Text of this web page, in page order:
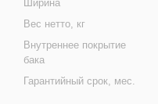
Ширина
Вес нетто, кг
Внутреннее покрытие
бака
Гарантийный срок, мес.